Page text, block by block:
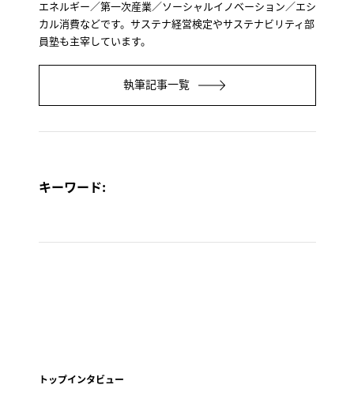
エネルギー／第一次産業／ソーシャルイノベーション／エシ
カル消費などです。サステナ経営検定やサステナビリティ部
員塾も主宰しています。
執筆記事一覧
キーワード:
トップインタビュー